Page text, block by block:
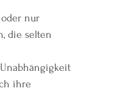
nur
die selten
ihre